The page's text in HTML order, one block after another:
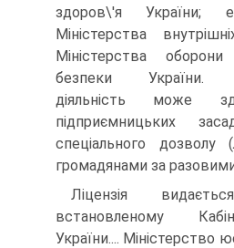
здоров\'я України;
Мiнiстерства
Мiнiстерства
безпеки України.
дiяльнiсть може
пiдприємницьких
спецiального дозволу
громадянами за
Лiцензiя
встановленому
України.... Мiнiстерство